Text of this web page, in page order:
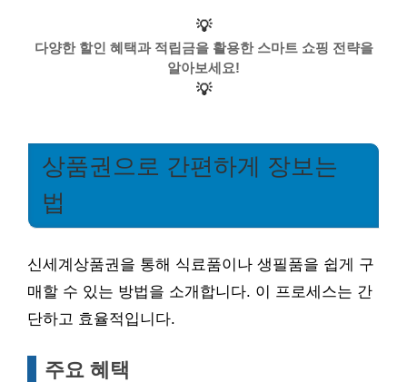
💡
다양한 할인 혜택과 적립금을 활용한 스마트 쇼핑 전략을
알아보세요!
💡
상품권으로 간편하게 장보는
법
신세계상품권을 통해 식료품이나 생필품을 쉽게 구
매할 수 있는 방법을 소개합니다. 이 프로세스는 간
단하고 효율적입니다.
주요 혜택